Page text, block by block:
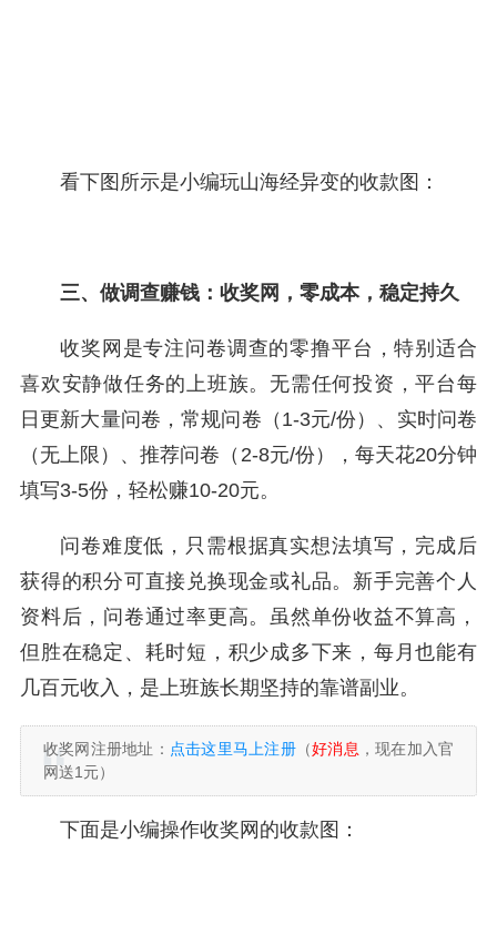
看下图所示是小编玩山海经异变的收款图：
三、做调查赚钱：收奖网，零成本，稳定持久
收奖网是专注问卷调查的零撸平台，特别适合
喜欢安静做任务的上班族。无需任何投资，平台每
日更新大量问卷，常规问卷（1-3元/份）、实时问卷
（无上限）、推荐问卷（2-8元/份），每天花20分钟
填写3-5份，轻松赚10-20元。
问卷难度低，只需根据真实想法填写，完成后
获得的积分可直接兑换现金或礼品。新手完善个人
资料后，问卷通过率更高。虽然单份收益不算高，
但胜在稳定、耗时短，积少成多下来，每月也能有
几百元收入，是上班族长期坚持的靠谱副业。
收奖网注册地址： 点击这里马上注册（好消息 ，现在加入官
网送1元）
下面是小编操作收奖网的收款图：